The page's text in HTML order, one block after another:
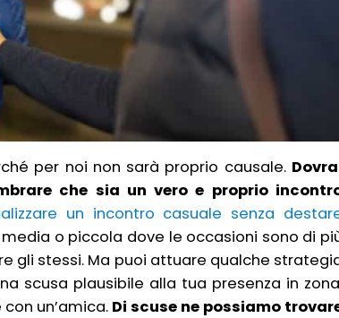
per noi non sarà proprio causale.
che sia un vero e proprio
un incontro casuale senza
o piccola dove le occasioni sono di
gli stessi. Ma puoi attuare qualche
scusa plausibile alla tua presenza in
un’amica. Di scuse ne possiamo